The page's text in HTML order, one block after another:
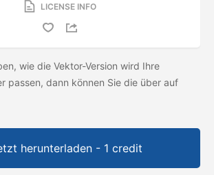
LICENSE INFO
wie die Vektor-Version wird Ihre
passen, dann können Sie die über auf
herunterladen - 1 credit